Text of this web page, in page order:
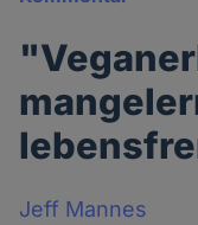
Jeff Mannes